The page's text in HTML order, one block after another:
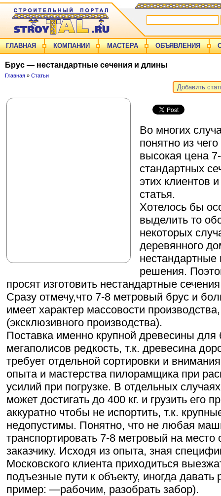
ГЛАВНАЯ КОМПАНИИ МАСТЕРА ОБЪЯВЛЕНИЯ
Брус — нестандартные сечения и длины
Главная » Статьи
Добавить
Во многих
понятно из
высокая цена
стандартных
этих клиентов
статья.
Хотелось бы
выделить то
некоторых
деревянного
нестандартные
решения.
просят изготовить нестандартные
Сразу отмечу,что 7-8 метровый брус и
имеет характер массовости
(эксклюзивного производства).
Поставка именно крупной древесины
мегаполисов редкость, т.к. древесина
требует отдельной сортировки и
опыта и мастерства пилорамщика при
усилий при погрузке. В отдельных
может достигать до 400 кг. и грузить его
аккуратно чтобы не испортить, т.к.
недопустимы. Понятно, что не любая
транспортировать 7-8 метровый на место
заказчику. Исходя из опыта, зная
Московского клиента приходиться
подъезные пути к объекту, иногда
пример: —рабочим, разобрать забор).